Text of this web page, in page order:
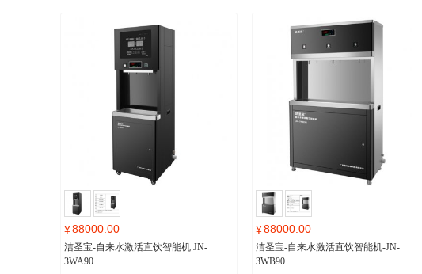
¥88000.00
洁圣宝-自来水激活直饮智能机 JN-
3WA90
¥88000.00
洁圣宝-自来水激活直饮智能机-JN-
3WB90